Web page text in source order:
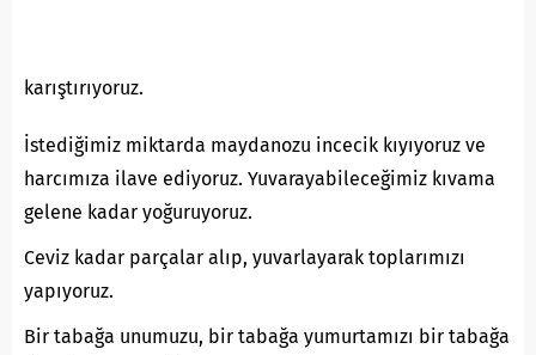
karıştırıyoruz.
İstediğimiz miktarda maydanozu incecik kıyıyoruz ve
harcımıza ilave ediyoruz. Yuvarayabileceğimiz kıvama
gelene kadar yoğuruyoruz.
Ceviz kadar parçalar alıp, yuvarlayarak toplarımızı
yapıyoruz.
Bir tabağa unumuzu, bir tabağa yumurtamızı bir tabağa